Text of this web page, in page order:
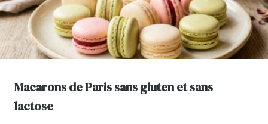
Macarons de Paris sans gluten et sans
lactose